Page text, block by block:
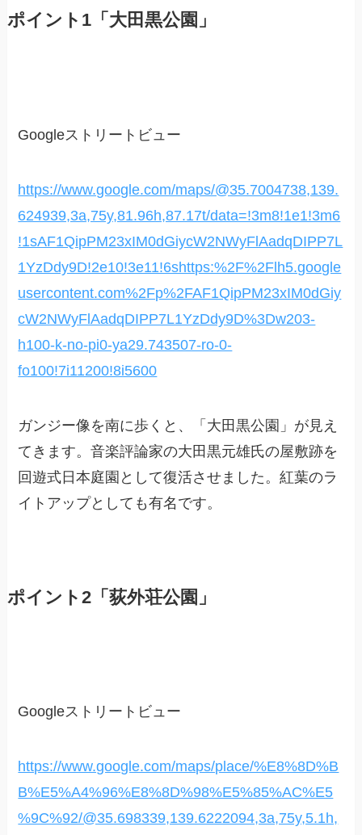
ポイント1「大田黒公園」
Googleストリートビュー
https://www.google.com/maps/@35.7004738,139.
624939,3a,75y,81.96h,87.17t/data=!3m8!1e1!3m6
!1sAF1QipPM23xIM0dGiycW2NWyFlAadqDIPP7L
1YzDdy9D!2e10!3e11!6shttps:%2F%2Flh5.google
usercontent.com%2Fp%2FAF1QipPM23xIM0dGiy
cW2NWyFlAadqDIPP7L1YzDdy9D%3Dw203-
h100-k-no-pi0-ya29.743507-ro-0-
fo100!7i11200!8i5600
ガンジー像を南に歩くと、「大田黒公園」が見え
てきます。音楽評論家の大田黒元雄氏の屋敷跡を
回遊式日本庭園として復活させました。紅葉のラ
イトアップとしても有名です。
ポイント2「荻外荘公園」
Googleストリートビュー
https://www.google.com/maps/place/%E8%8D%B
B%E5%A4%96%E8%8D%98%E5%85%AC%E5
%9C%92/@35.698339,139.6222094,3a,75y,5.1h,